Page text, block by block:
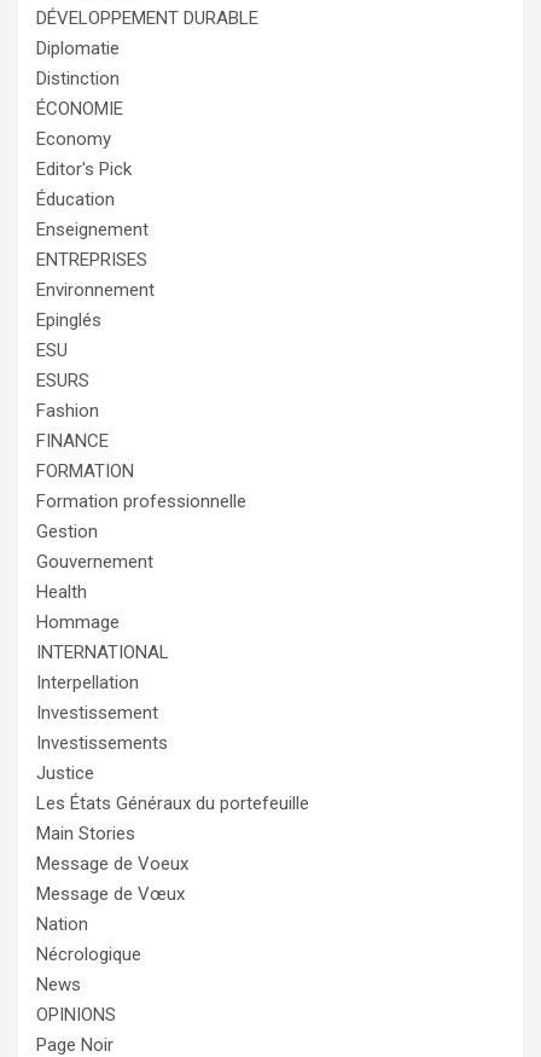
DÉVELOPPEMENT DURABLE
Diplomatie
Distinction
ÉCONOMIE
Economy
Editor's Pick
Éducation
Enseignement
ENTREPRISES
Environnement
Epinglés
ESU
ESURS
Fashion
FINANCE
FORMATION
Formation professionnelle
Gestion
Gouvernement
Health
Hommage
INTERNATIONAL
Interpellation
Investissement
Investissements
Justice
Les États Généraux du portefeuille
Main Stories
Message de Voeux
Message de Vœux
Nation
Nécrologique
News
OPINIONS
Page Noir